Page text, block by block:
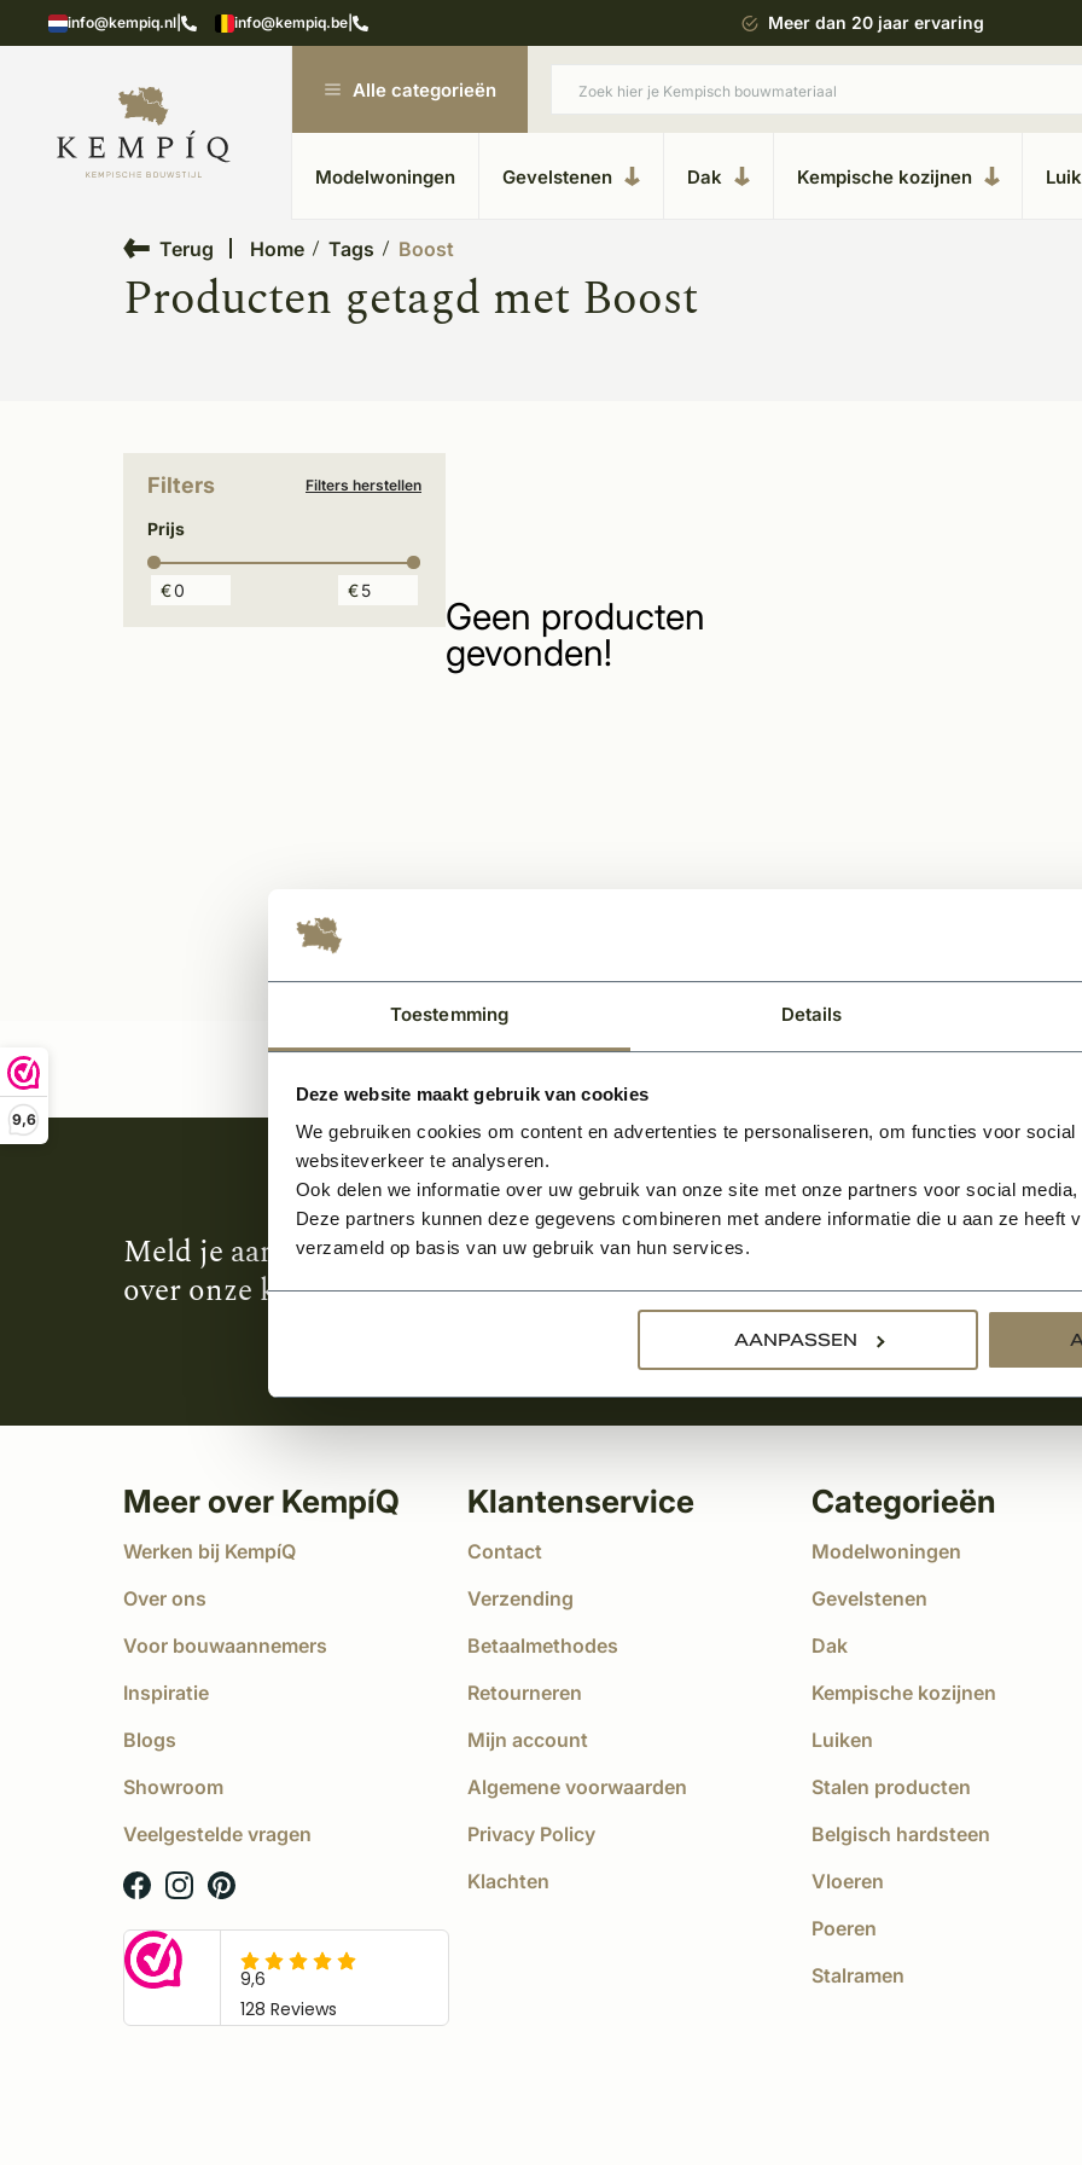
Toestemming Details
Deze website maakt gebruik van cookies
We gebruiken cookies om content en advertenties te personaliseren, om functies voor
websiteverkeer te analyseren.
Ook delen we informatie over uw gebruik van onze site met onze partners voor social
Deze partners kunnen deze gegevens combineren met andere informatie die u aan ze heeft
verzameld op basis van uw gebruik van hun services.
AANPASSEN
9,6
info@kempiq.nl info@kempiq.be
in Kesteren Unieke materialen in kempische bouwstijl Meer dan 20 jaar ervaring
Alle categorieën
Modelwoningen Gevelstenen Dak Kempische kozijnen
Terug Home Tags Boost
Producten getagd met Boost
Filters Filters herstellen
Prijs
€ €
Geen producten
gevonden!
Meld je aan en ontvang het laatste nieuws
over onze kempische bouwstijl!
Meer over KempíQ
Werken bij KempíQ
Over ons
Voor bouwaannemers
Inspiratie
Blogs
Showroom
Veelgestelde vragen
Klantenservice
Contact
Verzending
Betaalmethodes
Retourneren
Mijn account
Algemene voorwaarden
Privacy Policy
Klachten
Categorieën
Modelwoningen
Gevelstenen
Dak
Kempische kozijnen
Luiken
Stalen producten
Belgisch hardsteen
Vloeren
Poeren
Stalramen